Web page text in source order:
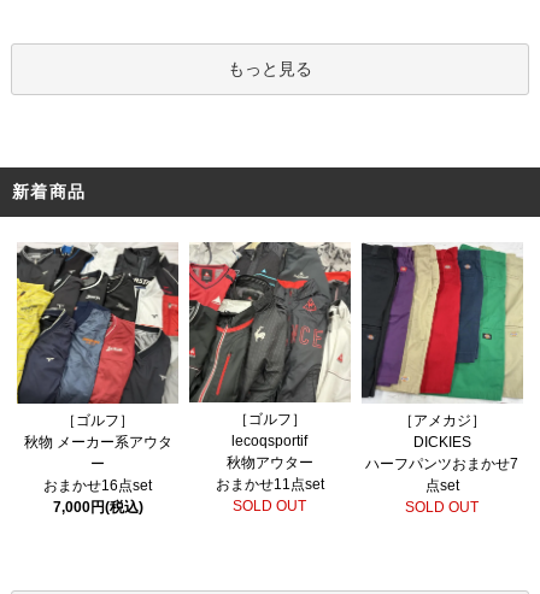
もっと見る
新着商品
［ゴルフ］
秋物 メーカー系アウタ
ー
おまかせ16点set
7,000円(税込)
［ゴルフ］
lecoqsportif
秋物アウター
おまかせ11点set
SOLD OUT
［アメカジ］
DICKIES
ハーフパンツおまかせ7
点set
SOLD OUT